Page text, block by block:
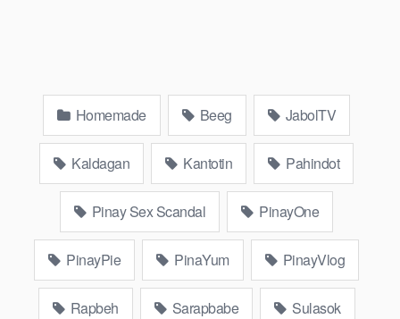
Homemade Beeg JabolTV
Kaldagan Kantotin Pahindot
Pinay Sex Scandal PinayOne
PinayPie PinaYum PinayVlog
Rapbeh Sarapbabe Sulasok